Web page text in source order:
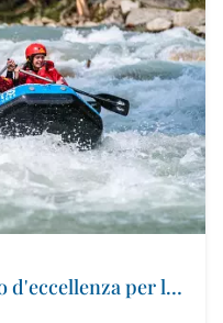
Ursus Adventures: il centro d'eccellenza per le attività outdoor premium in Trentino